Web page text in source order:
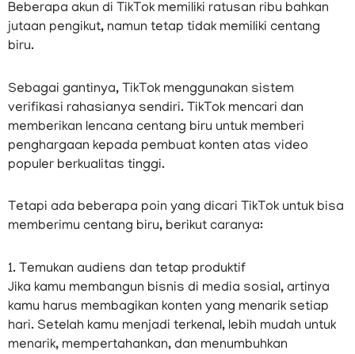
Beberapa akun di TikTok memiliki ratusan ribu bahkan
jutaan pengikut, namun tetap tidak memiliki centang
biru.
Sebagai gantinya, TikTok menggunakan sistem
verifikasi rahasianya sendiri. TikTok mencari dan
memberikan lencana centang biru untuk memberi
penghargaan kepada pembuat konten atas video
populer berkualitas tinggi.
Tetapi ada beberapa poin yang dicari TikTok untuk bisa
memberimu centang biru, berikut caranya:
1. Temukan audiens dan tetap produktif
Jika kamu membangun bisnis di media sosial, artinya
kamu harus membagikan konten yang menarik setiap
hari. Setelah kamu menjadi terkenal, lebih mudah untuk
menarik, mempertahankan, dan menumbuhkan